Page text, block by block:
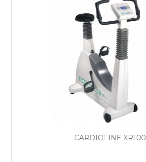
CARDIOLINE XR100